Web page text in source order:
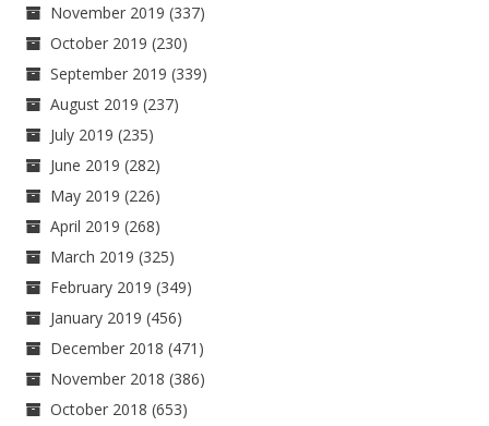
November 2019 (337)
October 2019 (230)
September 2019 (339)
August 2019 (237)
July 2019 (235)
June 2019 (282)
May 2019 (226)
April 2019 (268)
March 2019 (325)
February 2019 (349)
January 2019 (456)
December 2018 (471)
November 2018 (386)
October 2018 (653)